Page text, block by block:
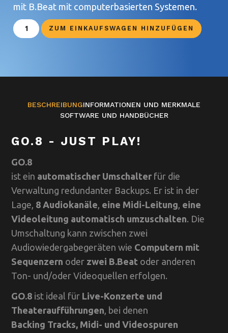
mit B.Beat mit computerbasierten Systemen.
ZUM EINKAUFSWAGEN HINZUFÜGEN
BESCHREIBUNGINFORMATIONEN UND MERKMALE
SOFTWARE UND HANDBÜCHER
GO.8 - JUST PLAY!
GO.8
ist ein automatischer Umschalter für die
Verwaltung redundanter Backups. Er ist in der
Lage, 8 Audiokanäle eine Midi-Leitung eine
Videoleitung automatisch umzuschalten. Die
Umschaltung kann zwischen zwei
Audiowiedergabegeräten wie Computern mit
Sequenzern oder zwei B.Beat oder anderen
Ton- und/oder Videoquellen erfolgen.
GO.8 ist ideal für Live-Konzerte und
Theateraufführungen, bei denen
Backing Tracks, Midi- und Videospuren